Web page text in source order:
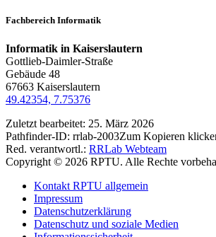
Fachbereich Informatik
Informatik in Kaiserslautern
Gottlieb-Daimler-Straße
Gebäude 48
67663 Kaiserslautern
49.42354, 7.75376
Zuletzt bearbeitet: 25. März 2026
Pathfinder-ID: rrlab-2003Zum Kopieren
Red. verantwortl.: RRLab Webteam
Copyright © 2026 RPTU. Alle Rechte
Kontakt RPTU allgemein
Impressum
Datenschutzerklärung
Datenschutz und soziale Medien